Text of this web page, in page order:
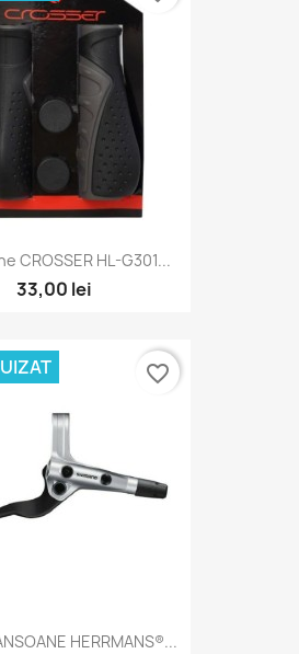
CROSSER HL-G301...
33,00 lei
HERRMANS®...
favorite_border